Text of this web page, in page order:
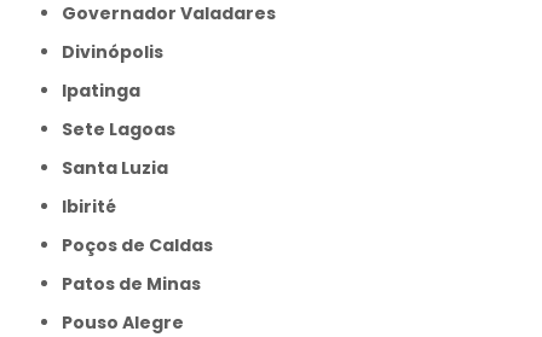
Governador Valadares
Divinópolis
Ipatinga
Sete Lagoas
Santa Luzia
Ibirité
Poços de Caldas
Patos de Minas
Pouso Alegre